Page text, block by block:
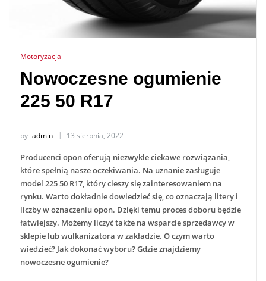
Motoryzacja
Nowoczesne ogumienie
225 50 R17
by admin 13 sierpnia, 2022
Producenci opon oferują niezwykle ciekawe rozwiązania,
które spełnią nasze oczekiwania. Na uznanie zasługuje
model 225 50 R17, który cieszy się zainteresowaniem na
rynku. Warto dokładnie dowiedzieć się, co oznaczają litery i
liczby w oznaczeniu opon. Dzięki temu proces doboru będzie
łatwiejszy. Możemy liczyć także na wsparcie sprzedawcy w
sklepie lub wulkanizatora w zakładzie. O czym warto
wiedzieć? Jak dokonać wyboru? Gdzie znajdziemy
nowoczesne ogumienie?